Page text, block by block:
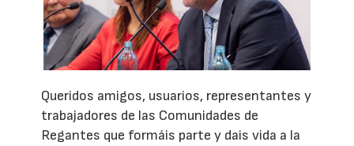
Queridos amigos, usuarios, representantes y
trabajadores de las Comunidades de
Regantes que formáis parte y dais vida a la